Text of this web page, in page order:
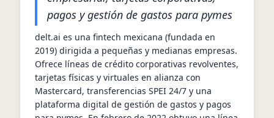
pagos y gestión de gastos para pymes
delt.ai es una fintech mexicana (fundada en
2019) dirigida a pequeñas y medianas empresas.
Ofrece líneas de crédito corporativas revolventes,
tarjetas físicas y virtuales en alianza con
Mastercard, transferencias SPEI 24/7 y una
plataforma digital de gestión de gastos y pagos